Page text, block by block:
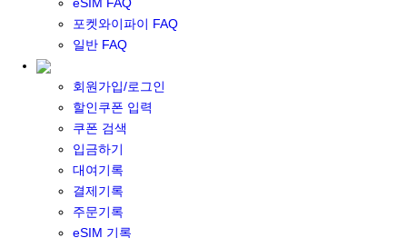
포켓와이파이 FAQ
일반 FAQ
회원가입/로그인
할인쿠폰 입력
쿠폰 검색
입금하기
대여기록
결제기록
주문기록
eSIM 기록
포켓 와이파이 대여
일본 계약 와이파이
eSIM
일본 eSIM
한국 eSIM
대만 eSIM
기타 아시아 eSIM
eSIM 개통 설명서
포켓와이파이&데이터 구매